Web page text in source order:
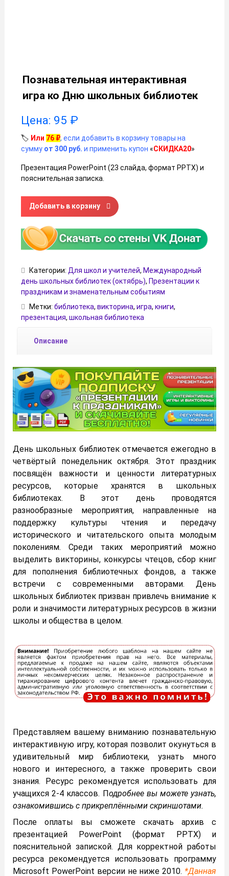
Познавательная интерактивная
игра ко Дню школьных библиотек
Цена: 95 ₽
🏷️ Или 76 ₽, если добавить в корзину товары на
сумму от 300 руб. и применить купон «СКИДКА20»
Презентация PowerPoint (23 слайда, формат PPTX) и
пояснительная записка.
Количество товара Познавательная интерактивная
Добавить в корзину
Категории: Для школ и учителей, Международный
день школьных библиотек (октябрь), Презентации к
праздникам и знаменательным событиям
Метки: библиотека, викторина, игра, книги,
презентация, школьная библиотека
Описание
День школьных библиотек отмечается ежегодно в
четвёртый понедельник октября. Этот праздник
посвящён важности и ценности литературных
ресурсов, которые хранятся в школьных
библиотеках. В этот день проводятся
разнообразные мероприятия, направленные на
поддержку культуры чтения и передачу
исторического и читательского опыта молодым
поколениям. Среди таких мероприятий можно
выделить викторины, конкурсы чтецов, сбор книг
для пополнения библиотечных фондов, а также
встречи с современными авторами. День
школьных библиотек призван привлечь внимание к
роли и значимости литературных ресурсов в жизни
школы и общества в целом.
Представляем вашему вниманию познавательную
интерактивную игру, которая позволит окунуться в
удивительный мир библиотеки, узнать много
нового и интересного, а также проверить свои
знания. Ресурс рекомендуется использовать для
учащихся 2-4 классов. Подробнее вы можете узнать,
ознакомившись с прикреплёнными скриншотами.
После оплаты вы сможете скачать архив с
презентацией PowerPoint (формат PPTX) и
пояснительной запиской. Для корректной работы
ресурса рекомендуется использовать программу
Microsoft PowerPoint версии не ниже 2010. *Данная